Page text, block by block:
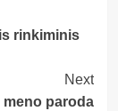
rinkiminis
Next
meno paroda